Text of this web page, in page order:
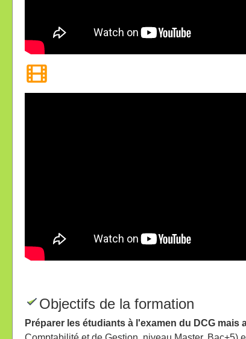
Objectifs de la formation
Préparer les étudiants à l'examen du DCG